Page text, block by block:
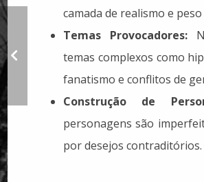
título: Escritor - A
um desejo que me
acompanha desde a
camada de realismo e
Temas Provocadores:
temas complexos como
fanatismo e conflitos de
Construção de
personagens são
por desejos contraditórios.